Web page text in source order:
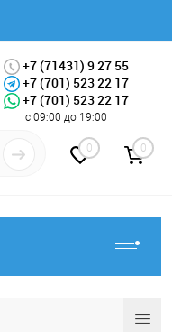
Вход Регистрация
+7 (71431) 9 27 55
+7 (701) 523 22 17
+7 (701) 523 22 17
с 09:00 до 19:00
0 0